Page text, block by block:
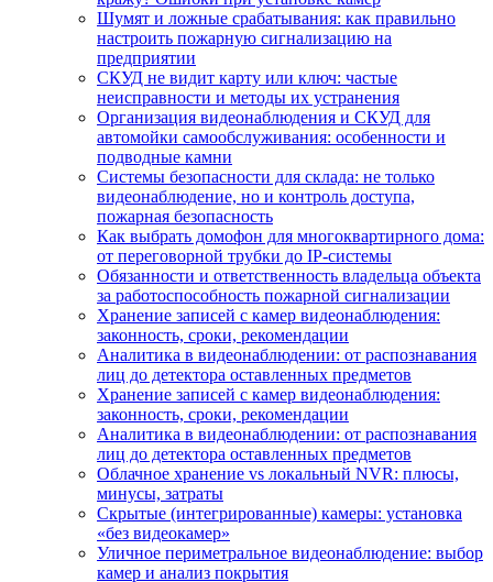
Шумят и ложные срабатывания: как правильно
настроить пожарную сигнализацию на
предприятии
СКУД не видит карту или ключ: частые
неисправности и методы их устранения
Организация видеонаблюдения и СКУД для
автомойки самообслуживания: особенности и
подводные камни
Системы безопасности для склада: не только
видеонаблюдение, но и контроль доступа,
пожарная безопасность
Как выбрать домофон для многоквартирного дома:
от переговорной трубки до IP-системы
Обязанности и ответственность владельца объекта
за работоспособность пожарной сигнализации
Хранение записей с камер видеонаблюдения:
законность, сроки, рекомендации
Аналитика в видеонаблюдении: от распознавания
лиц до детектора оставленных предметов
Хранение записей с камер видеонаблюдения:
законность, сроки, рекомендации
Аналитика в видеонаблюдении: от распознавания
лиц до детектора оставленных предметов
Облачное хранение vs локальный NVR: плюсы,
минусы, затраты
Скрытые (интегрированные) камеры: установка
«без видеокамер»
Уличное периметральное видеонаблюдение: выбор
камер и анализ покрытия